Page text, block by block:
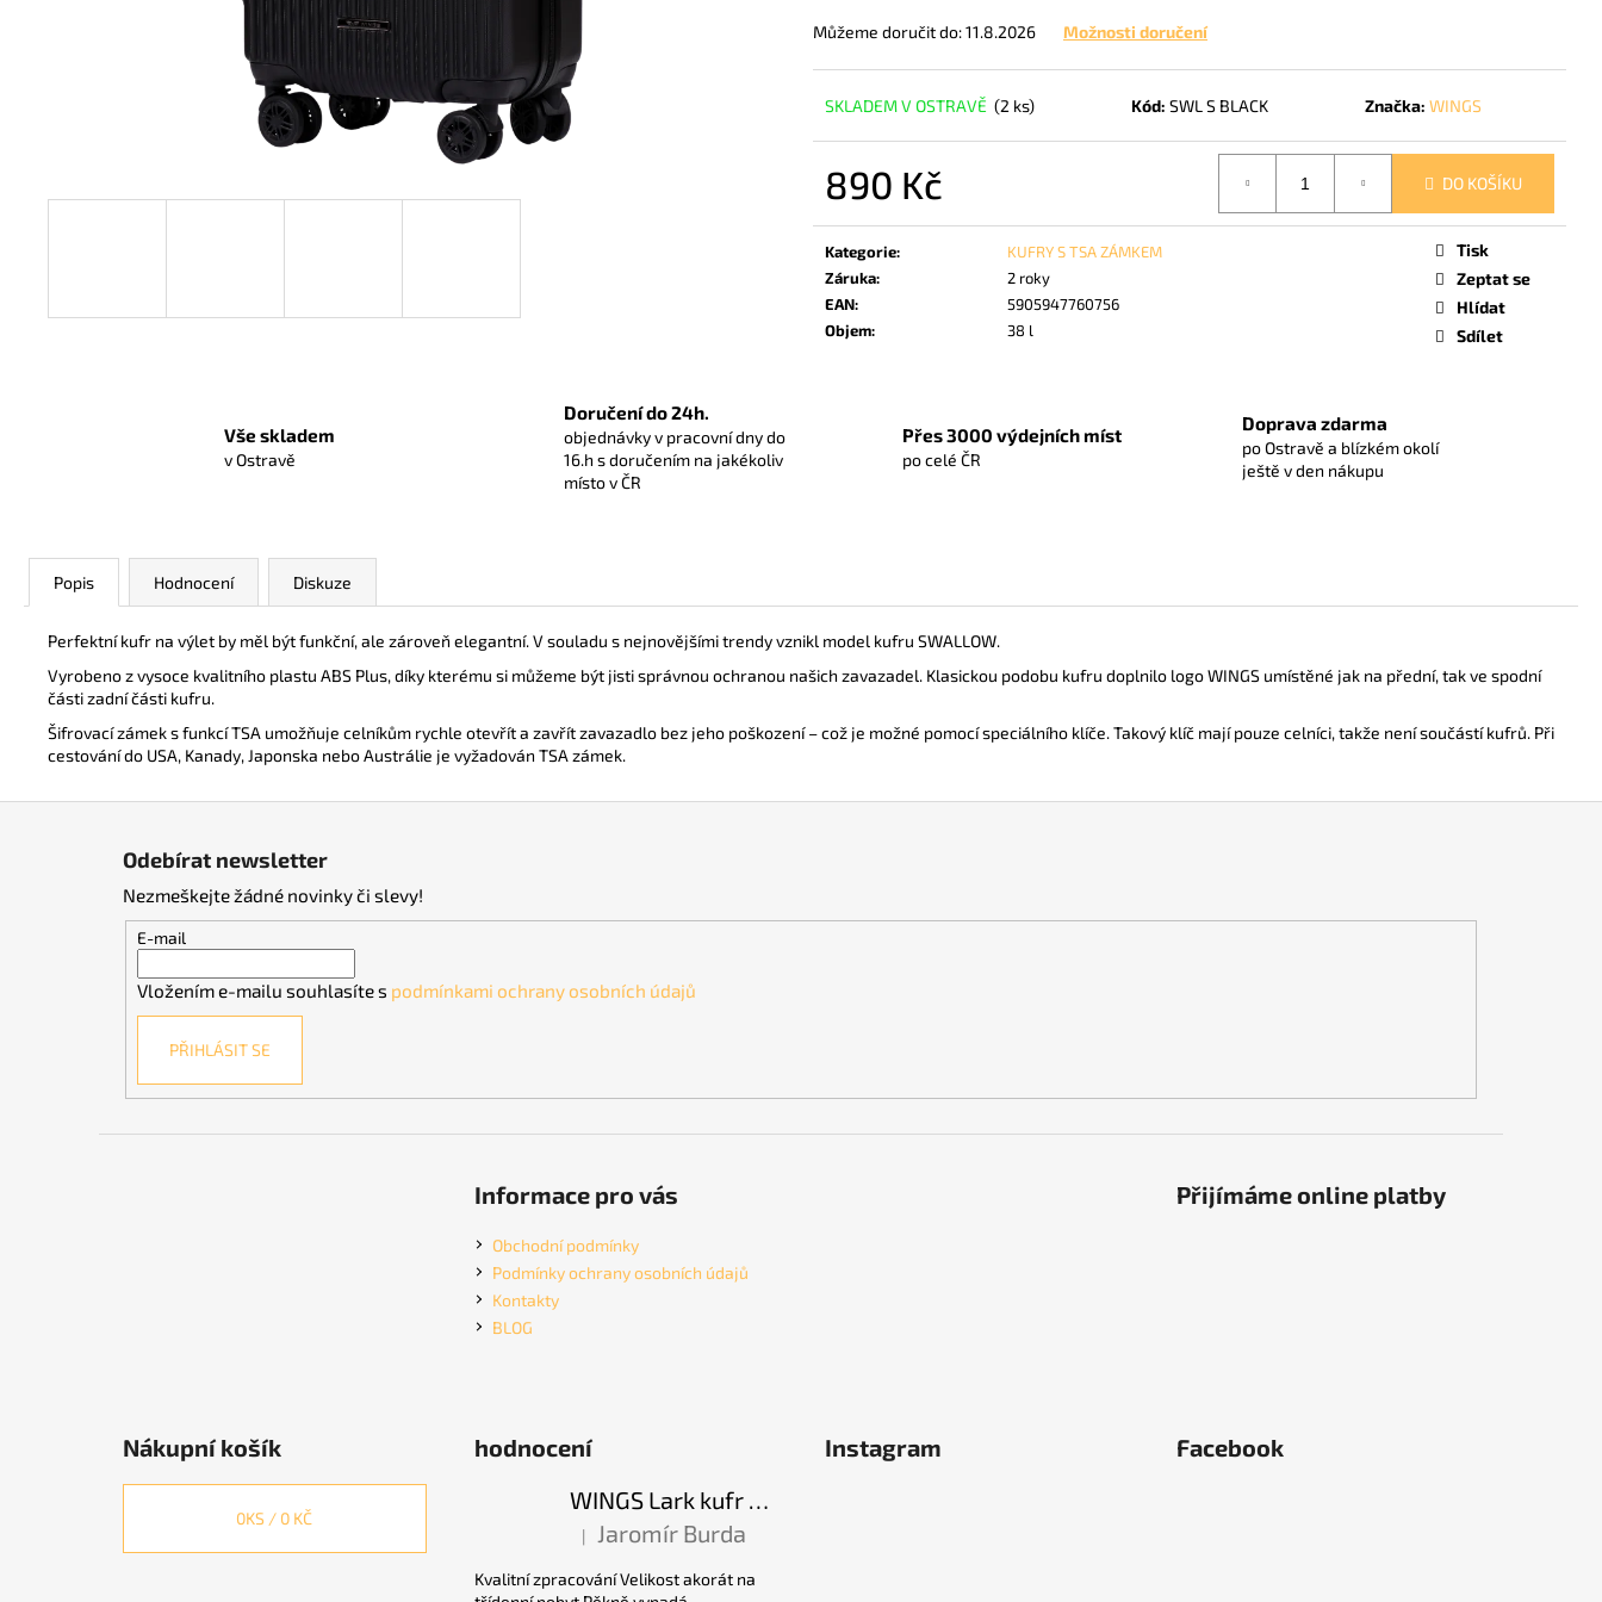
Můžeme doručit do:11.8.2026 Možnosti doručení
SKLADEM V OSTRAVĚ (2 ks) Kód: SWL S BLACK Značka: WINGS
890 Kč DO KOŠÍKU
Kategorie:
KUFRY S TSA ZÁMKEM
Záruka:
2 roky
EAN:
5905947760756
Objem: 38 l
Tisk
Zeptat se
Hlídat
Sdílet
Vše skladem
v Ostravě
Doručení do 24h.
objednávky v pracovní dny do
16.h s doručením na jakékoliv
místo v ČR
Přes 3000 výdejních míst
po celé ČR
Doprava zdarma
po Ostravě a blízkém okolí
ještě v den nákupu
Popis Hodnocení Diskuze
Perfektní kufr na výlet by měl být funkční, ale zároveň elegantní. V souladu s nejnovějšími trendy vznikl model kufru SWALLOW.
Vyrobeno z vysoce kvalitního plastu ABS Plus, díky kterému si můžeme být jisti správnou ochranou našich zavazadel. Klasickou podobu kufru doplnilo logo WINGS umístěné jak na přední, tak ve spodní
části zadní části kufru.
Šifrovací zámek s funkcí TSA umožňuje celníkům rychle otevřít a zavřít zavazadlo bez jeho poškození – což je možné pomocí speciálního klíče. Takový klíč mají pouze celníci, takže není součástí kufrů. Při
cestování do USA, Kanady, Japonska nebo Austrálie je vyžadován TSA zámek.
WINGS AFRICAN EAGLE KUFR M - BLACK
990 Kč
Odebírat newsletter
Nezmeškejte žádné novinky či slevy!
E-mail
Vložením e-mailu souhlasíte s podmínkami ochrany osobních údajů
PŘIHLÁSIT SE
Informace pro vás
Obchodní podmínky
Podmínky ochrany osobních údajů
Kontakty
BLOG
Přijímáme online platby
Nákupní košík
0KS / 0 KČ
hodnocení
WINGS Lark kufr S - Black 38 l
Hodnocení produktu je 5 z 5 hvězdiček.
| Jaromír Burda
Kvalitní zpracování Velikost akorát na
Instagram Facebook